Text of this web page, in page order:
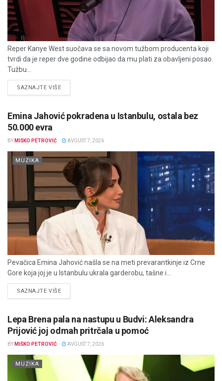
Reper Kanye West suočava se sa novom tužbom producenta koji
tvrdi da je reper dve godine odbijao da mu plati za obavljeni posao.
Tužbu...
SAZNAJTE VIŠEDETAILS
Emina Jahović pokradena u Istanbulu, ostala bez
50.000 evra
BY MIŠKO PETROVIĆ AVGUST 7, 2026
MUZIKA
Pevačica Emina Jahović našla se na meti prevarantkinje iz Crne
Gore koja joj je u Istanbulu ukrala garderobu, tašne i...
SAZNAJTE VIŠEDETAILS
Lepa Brena pala na nastupu u Budvi: Aleksandra
Prijović joj odmah pritrčala u pomoć
BY MIŠKO PETROVIĆ AVGUST 7, 2026
MUZIKA